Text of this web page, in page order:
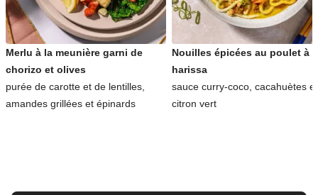
Merlu à la meunière garni de
chorizo et olives
purée de carotte et de lentilles,
amandes grillées et épinards
Nouilles épicées au poulet à
harissa
sauce curry-coco, cacahuètes et
citron vert